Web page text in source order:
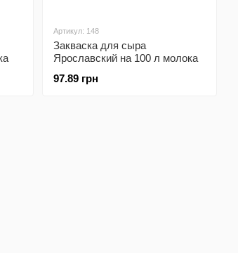
Артикул: 148
Закваска для сыра
Ярославский на 100 л молока
97.89 грн